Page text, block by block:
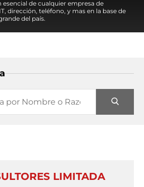
esencial de cualquier empresa de
dirección, teléfono, y mas en la base de
del país.
LIMITADA